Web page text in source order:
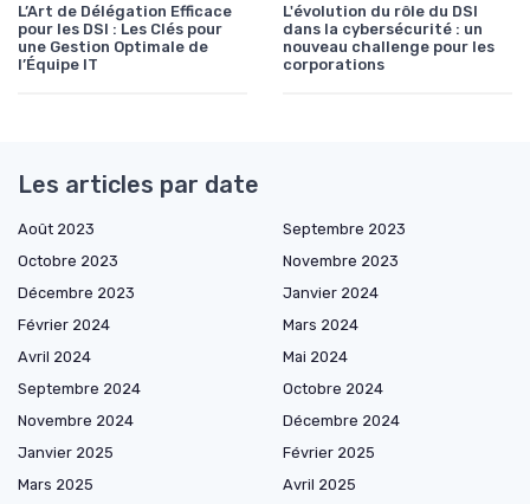
L’Art de Délégation Efficace
pour les DSI : Les Clés pour
une Gestion Optimale de
l’Équipe IT
L'évolution du rôle du DSI
dans la cybersécurité : un
nouveau challenge pour les
corporations
Les articles par date
Août 2023
Septembre 2023
Octobre 2023
Novembre 2023
Décembre 2023
Janvier 2024
Février 2024
Mars 2024
Avril 2024
Mai 2024
Septembre 2024
Octobre 2024
Novembre 2024
Décembre 2024
Janvier 2025
Février 2025
Mars 2025
Avril 2025